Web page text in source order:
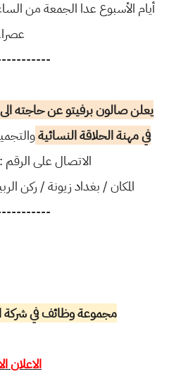
يعلن صالون برفيتو عن حاجته
في مهنة الحلاقة النسائية
الاتصال على الرقم : ٠٧٧٠٢٧٧٧٤٤٠
المكان / بغداد زيونة / ركن
مجموعة وظائف في شركة
الاعلان